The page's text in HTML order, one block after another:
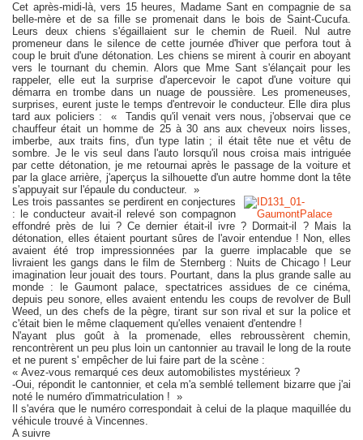
Cet après-midi-là, vers 15 heures, Madame Sant en compagnie de sa
belle-mère et de sa fille se promenait dans le bois de Saint-Cucufa.
Leurs deux chiens s'égaillaient sur le chemin de Rueil. Nul autre
promeneur dans le silence de cette journée d'hiver que perfora tout à
coup le bruit d'une détonation. Les chiens se mirent à courir en aboyant
vers le tournant du chemin. Alors que Mme Sant s'élançait pour les
rappeler, elle eut la surprise d'apercevoir le capot d'une voiture qui
démarra en trombe dans un nuage de poussière. Les promeneuses,
surprises, eurent juste le temps d'entrevoir le conducteur. Elle dira plus
tard aux policiers : « Tandis qu'il venait vers nous, j'observai que ce
chauffeur était un homme de 25 à 30 ans aux cheveux noirs lisses,
imberbe, aux traits fins, d'un type latin ; il était tête nue et vêtu de
sombre. Je le vis seul dans l'auto lorsqu'il nous croisa mais intriguée
par cette détonation, je me retournai après le passage de la voiture et
par la glace arrière, j'aperçus la silhouette d'un autre homme dont la tête
s'appuyait sur l'épaule du conducteur. »
Les trois passantes se perdirent en conjectures
: le conducteur avait-il relevé son compagnon
effondré près de lui ? Ce dernier était-il ivre ? Dormait-il ? Mais la
détonation, elles étaient pourtant sûres de l'avoir entendue ! Non, elles
avaient été trop impressionnées par la guerre implacable que se
livraient les gangs dans le film de Sternberg : Nuits de Chicago ! Leur
imagination leur jouait des tours. Pourtant, dans la plus grande salle au
monde : le Gaumont palace, spectatrices assidues de ce cinéma,
depuis peu sonore, elles avaient entendu les coups de revolver de Bull
Weed, un des chefs de la pègre, tirant sur son rival et sur la police et
c'était bien le même claquement qu'elles venaient d'entendre !
N'ayant plus goût à la promenade, elles rebroussèrent chemin,
rencontrèrent un peu plus loin un cantonnier au travail le long de la route
et ne purent s' empêcher de lui faire part de la scène :
« Avez-vous remarqué ces deux automobilistes mystérieux ?
-Oui, répondit le cantonnier, et cela m'a semblé tellement bizarre que j'ai
noté le numéro d'immatriculation ! »
Il s'avéra que le numéro correspondait à celui de la plaque maquillée du
véhicule trouvé à Vincennes.
A suivre